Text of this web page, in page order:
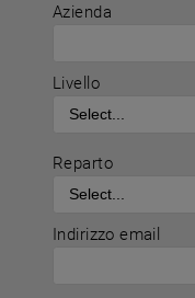
Azienda
Livello
Reparto
Indirizzo email